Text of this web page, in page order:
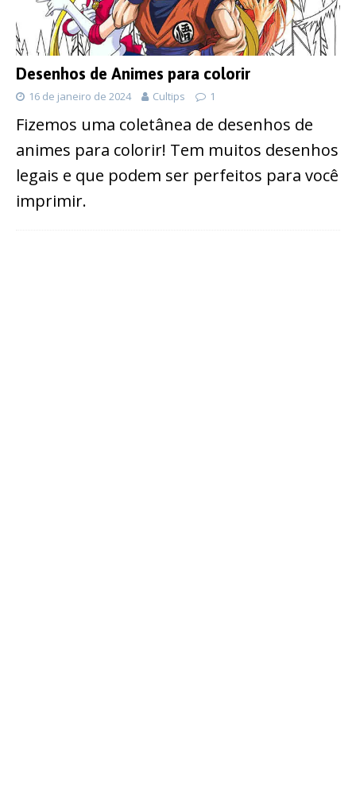
Desenhos de Animes para colorir
16 de janeiro de 2024 Cultips 1
Fizemos uma coletânea de desenhos de
animes para colorir! Tem muitos desenhos
legais e que podem ser perfeitos para você
imprimir.